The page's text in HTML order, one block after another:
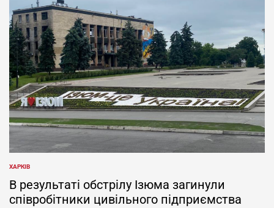
ОПУБЛІКУВАТИ
У
ХАРКІВ
В результаті обстрілу Ізюма загинули
співробітники цивільного підприємства